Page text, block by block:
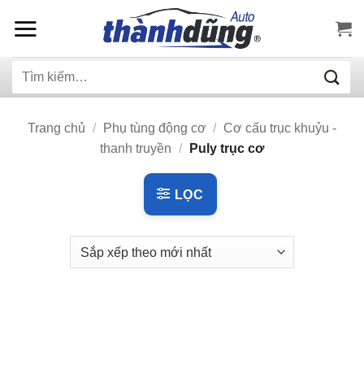
qua
dung
Tìm
Trang chủ / Phụ tùng động cơ / Cơ cấu trục khuỷu -
thanh truyền / Puly trục cơ
LỌC